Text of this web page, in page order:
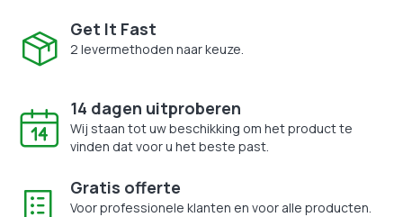
Get It Fast
2 levermethoden naar keuze.
14 dagen uitproberen
Wij staan tot uw beschikking om het product te
vinden dat voor u het beste past.
Gratis offerte
Voor professionele klanten en voor alle producten.